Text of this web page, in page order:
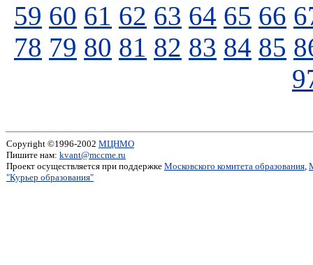
59 60 61 62 63 64 65 66
78 79 80 81 82 83 84 85
Copyright ©1996-2002 МЦНМО
Пишите нам: kvant@mccme.ru
Проект осуществляется при поддержке Московского комитета образования,
"Курьер образования"